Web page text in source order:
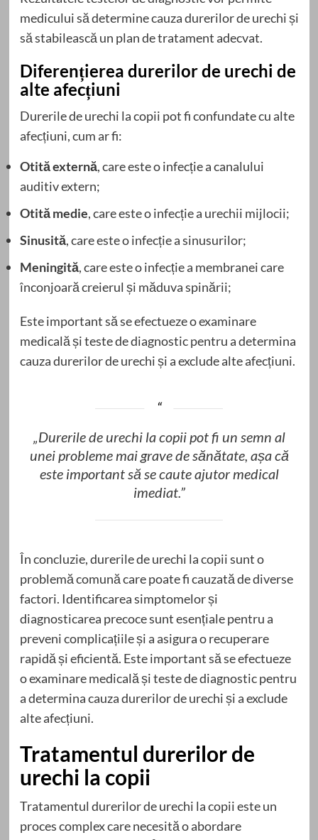
medicului să determine cauza durerilor de urechi și
să stabilească un plan de tratament adecvat.
Diferențierea durerilor de urechi de
alte afecțiuni
Durerile de urechi la copii pot fi confundate cu alte
afecțiuni, cum ar fi:
Otită externă, care este o infecție a canalului
auditiv extern;
Otită medie, care este o infecție a urechii mijlocii;
Sinusită, care este o infecție a sinusurilor;
Meningită, care este o infecție a membranei care
înconjoară creierul și măduva spinării;
Este important să se efectueze o examinare
medicală și teste de diagnostic pentru a determina
cauza durerilor de urechi și a exclude alte afecțiuni.
„Durerile de urechi la copii pot fi un semn al
unei probleme mai grave de sănătate, așa că
este important să se caute ajutor medical
imediat.”
În concluzie, durerile de urechi la copii sunt o
problemă comună care poate fi cauzată de diverse
factori. Identificarea simptomelor și
diagnosticarea precoce sunt esențiale pentru a
preveni complicațiile și a asigura o recuperare
rapidă și eficientă. Este important să se efectueze
o examinare medicală și teste de diagnostic pentru
a determina cauza durerilor de urechi și a exclude
alte afecțiuni.
Tratamentul durerilor de
urechi la copii
Tratamentul durerilor de urechi la copii este un
proces complex care necesită o abordare